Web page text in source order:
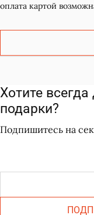
оплата картой
Хотите
подарки?
Подпишитесь на